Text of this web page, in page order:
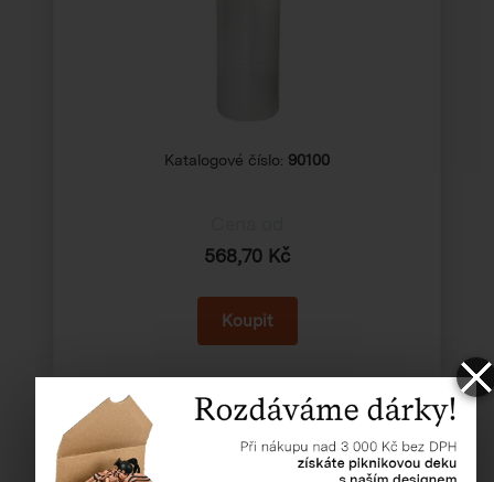
Katalogové číslo: 90100
568,70 Kč
Stretch fólie, ruční, pevná, 35my - šíře